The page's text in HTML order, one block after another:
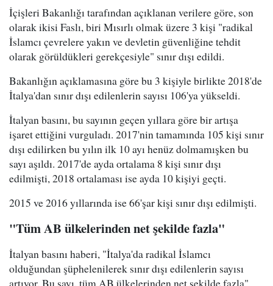
İçişleri Bakanlığı tarafından açıklanan verilere göre, son
olarak ikisi Faslı, biri Mısırlı olmak üzere 3 kişi "radikal
İslamcı çevrelere yakın ve devletin güvenliğine tehdit
olarak görüldükleri gerekçesiyle" sınır dışı edildi.
Bakanlığın açıklamasına göre bu 3 kişiyle birlikte 2018'de
İtalya'dan sınır dışı edilenlerin sayısı 106'ya yükseldi.
İtalyan basını, bu sayının geçen yıllara göre bir artışa
işaret ettiğini vurguladı. 2017'nin tamamında 105 kişi sınır
dışı edilirken bu yılın ilk 10 ayı henüz dolmamışken bu
sayı aşıldı. 2017'de ayda ortalama 8 kişi sınır dışı
edilmişti, 2018 ortalaması ise ayda 10 kişiyi geçti.
2015 ve 2016 yıllarında ise 66'şar kişi sınır dışı edilmişti.
"Tüm AB ülkelerinden net şekilde fazla"
İtalyan basını haberi, "İtalya'da radikal İslamcı
olduğundan şüphelenilerek sınır dışı edilenlerin sayısı
artıyor. Bu sayı, tüm AB ülkelerinden net şekilde fazla"